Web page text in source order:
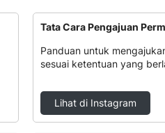
Tata Cara Pengajuan
Panduan untuk
sesuai ketentuan yang
Lihat di Instagram